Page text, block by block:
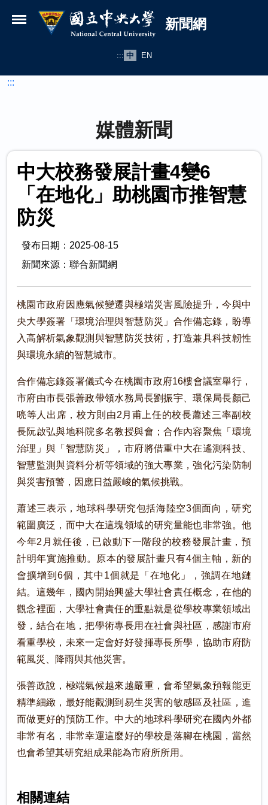
國立中央大學新聞網
新聞網
::: 中 EN
:::
媒體新聞
中大校務發展計畫4變6
「在地化」助桃園市推智慧
防災
發布日期：2025-08-15
新聞來源：聯合新聞網
桃園市政府因應氣候變遷與極端災害風險提升，今與中
央大學簽署「環境治理與智慧防災」合作備忘錄，盼導
入高解析氣象觀測與智慧防災技術，打造兼具科技韌性
與環境永續的智慧城市。
合作備忘錄簽署儀式今在桃園市政府16樓會議室舉行，
市府由市長張善政帶領水務局長劉振宇、環保局長顏己
喨等人出席，校方則由2月甫上任的校長蕭述三率副校
長阮啟弘與地科院多名教授與會；合作內容聚焦「環境
治理」與「智慧防災」，市府將借重中大在遙測科技、
智慧監測與資料分析等領域的強大專業，強化污染防制
與災害預警，因應日益嚴峻的氣候挑戰。
蕭述三表示，地球科學研究包括海陸空3個面向，研究
範圍廣泛，而中大在這塊領域的研究量能也非常強。他
今年2月就任後，已啟動下一階段的校務發展計畫，預
計明年實施推動。原本的發展計畫只有4個主軸，新的
會擴增到6個，其中1個就是「在地化」，強調在地鏈
結。這幾年，國內開始興盛大學社會責任概念，在他的
觀念裡面，大學社會責任的重點就是從學校專業領域出
發，結合在地，把學術專長用在社會與社區，感謝市府
看重學校，未來一定會好好發揮專長所學，協助市府防
範風災、降雨與其他災害。
張善政說，極端氣候越來越嚴重，會希望氣象預報能更
精準細緻，最好能觀測到易生災害的敏感區及社區，進
而做更好的預防工作。中大的地球科學研究在國內外都
非常有名，非常幸運這麼好的學校是落腳在桃園，當然
也會希望其研究組成果能為市府所所用。
相關連結